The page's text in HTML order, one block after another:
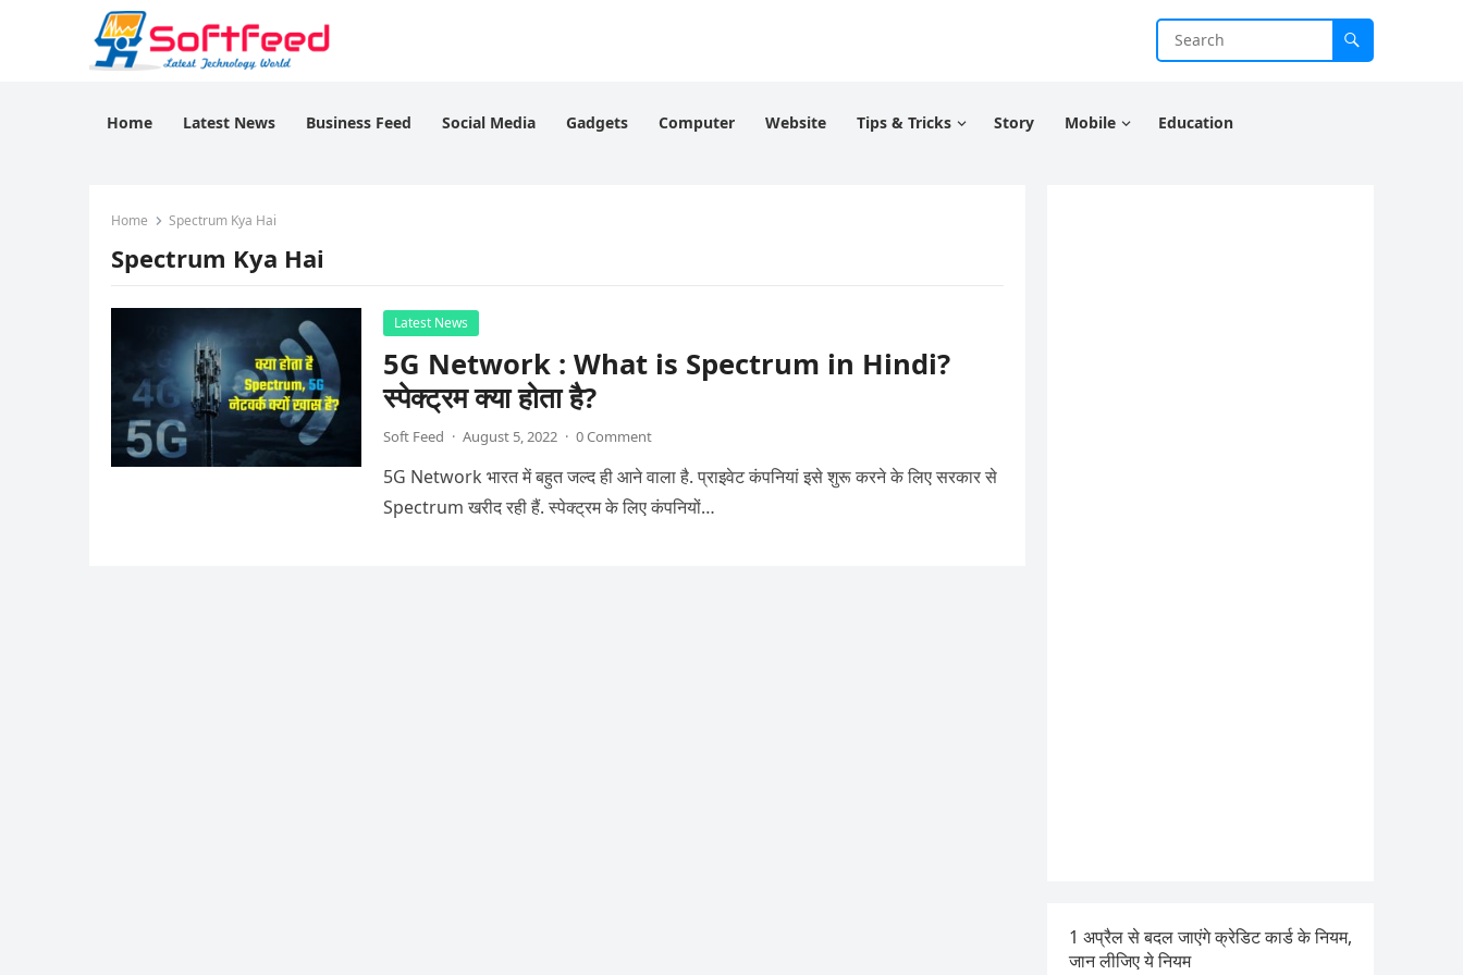
Home Latest News Business Feed Social Media Gadgets Computer Website Tips & Tricks Story Mobile Education
Home Spectrum Kya Hai
Spectrum Kya Hai
Latest News
5G Network : What is Spectrum in Hindi?
स्पेक्ट्रम क्या होता है?
Soft Feed · August 5, 2022 · 0 Comment
5G Network भारत में बहुत जल्द ही आने वाला है. प्राइवेट कंपनियां इसे शुरू करने के लिए सरकार से
Spectrum खरीद रही हैं. स्पेक्ट्रम के लिए कंपनियों…
1 अप्रैल से बदल जाएंगे क्रेडिट कार्ड के नियम,
जान लीजिए ये नियम